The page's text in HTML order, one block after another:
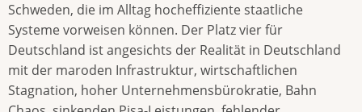
Schweden, die im Alltag hocheffiziente staatliche
Systeme vorweisen können. Der Platz vier für
Deutschland ist angesichts der Realität in Deutschland
mit der maroden Infrastruktur, wirtschaftlichen
Stagnation, hoher Unternehmensbürokratie, Bahn